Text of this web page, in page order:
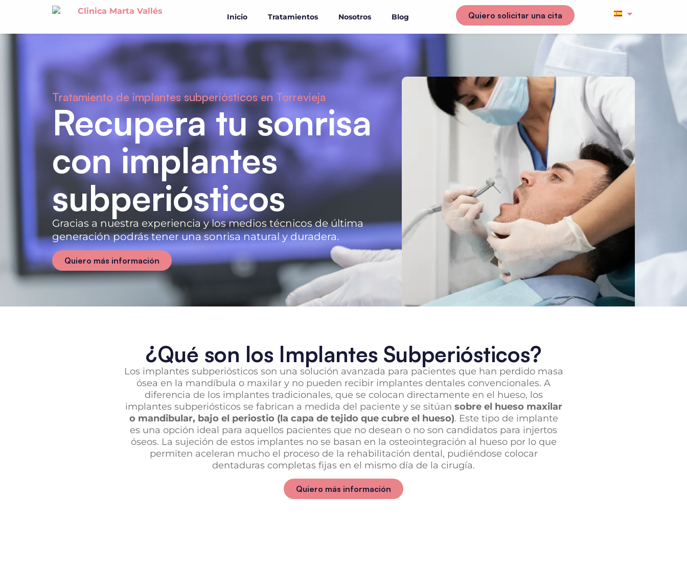
Inicio Tratamientos Nosotros Blog Quiero solicitar una cita
Tratamiento de implantes subperiósticos en Torrevieja
Recupera tu sonrisa
con implantes
subperiósticos
Gracias a nuestra experiencia y los medios técnicos de última
generación podrás tener una sonrisa natural y duradera.
Quiero más información
¿Qué son los Implantes Subperiósticos?
Los implantes subperiósticos son una solución avanzada para pacientes que han perdido masa
ósea en la mandíbula o maxilar y no pueden recibir implantes dentales convencionales. A
diferencia de los implantes tradicionales, que se colocan directamente en el hueso, los
implantes subperiósticos se fabrican a medida del paciente y se sitúan sobre el hueso maxilar
o mandibular, bajo el periostio (la capa de tejido que cubre el hueso). Este tipo de implante
es una opción ideal para aquellos pacientes que no desean o no son candidatos para injertos
óseos. La sujeción de estos implantes no se basan en la osteointegración al hueso por lo que
permiten aceleran mucho el proceso de la rehabilitación dental, pudiéndose colocar
dentaduras completas fijas en el mismo día de la cirugía.
Quiero más información